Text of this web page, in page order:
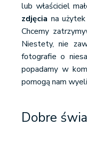
lub właściciel
zdjęcia na
Chcemy
Niestety, nie
fotografie o
popadamy w
pomogą nam
Dobre